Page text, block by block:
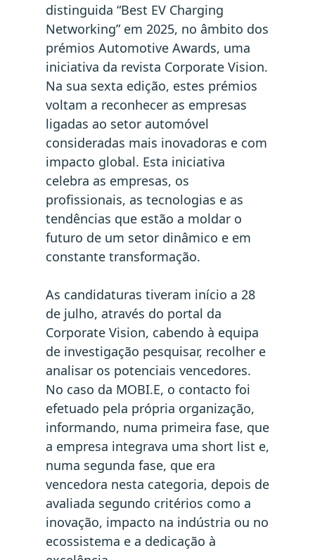
distinguida “Best EV Charging
Networking” em 2025, no âmbito dos
prémios Automotive Awards, uma
iniciativa da revista Corporate Vision.
Na sua sexta edição, estes prémios
voltam a reconhecer as empresas
ligadas ao setor automóvel
consideradas mais inovadoras e com
impacto global. Esta iniciativa
celebra as empresas, os
profissionais, as tecnologias e as
tendências que estão a moldar o
futuro de um setor dinâmico e em
constante transformação.
As candidaturas tiveram início a 28
de julho, através do portal da
Corporate Vision, cabendo à equipa
de investigação pesquisar, recolher e
analisar os potenciais vencedores.
No caso da MOBI.E, o contacto foi
efetuado pela própria organização,
informando, numa primeira fase, que
a empresa integrava uma short list e,
numa segunda fase, que era
vencedora nesta categoria, depois de
avaliada segundo critérios como a
inovação, impacto na indústria ou no
ecossistema e a dedicação à